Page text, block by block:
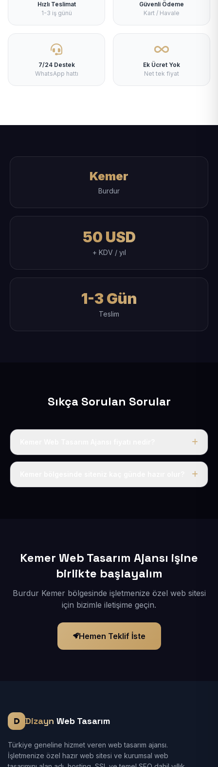
Hızlı Teslimat
1-3 iş günü
Güvenli Ödeme
Kart / Havale
7/24 Destek
WhatsApp hattı
Ek Ücret Yok
Net tek fiyat
Kemer
Burdur
50 USD
+ KDV / yıl
1-3 Gün
Teslim
Sıkça Sorulan Sorular
Tek fiyat uygulanır: yıllık 50 USD + KDV. Bu bedele alan
Kemer Web Tasarım Ajansı işine
birlikte başlayalım
Burdur Kemer bölgesinde işletmenize özel web sitesi
için bizimle iletişime geçin.
Hemen Teklif İste
Dizayn Web Tasarım
Türkiye geneline hizmet veren web tasarım ajansı.
İşletmenize özel hazır web sitesi ve kurumsal web